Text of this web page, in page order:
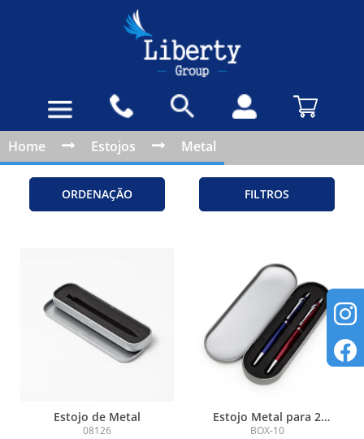
Home Estojos Metal
ORDENAÇÃO FILTROS
Estojo de Metal
08126
Estojo Metal para 2
Canetas
BOX-10